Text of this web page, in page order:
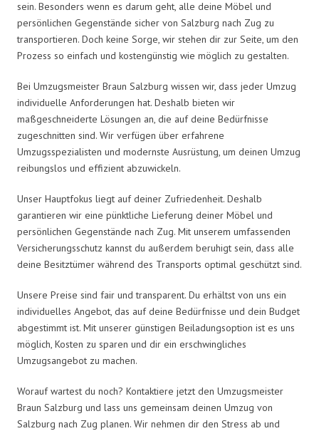
sein. Besonders wenn es darum geht, alle deine Möbel und
persönlichen Gegenstände sicher von Salzburg nach Zug zu
transportieren. Doch keine Sorge, wir stehen dir zur Seite, um den
Prozess so einfach und kostengünstig wie möglich zu gestalten.
Bei Umzugsmeister Braun Salzburg wissen wir, dass jeder Umzug
individuelle Anforderungen hat. Deshalb bieten wir
maßgeschneiderte Lösungen an, die auf deine Bedürfnisse
zugeschnitten sind. Wir verfügen über erfahrene
Umzugsspezialisten und modernste Ausrüstung, um deinen Umzug
reibungslos und effizient abzuwickeln.
Unser Hauptfokus liegt auf deiner Zufriedenheit. Deshalb
garantieren wir eine pünktliche Lieferung deiner Möbel und
persönlichen Gegenstände nach Zug. Mit unserem umfassenden
Versicherungsschutz kannst du außerdem beruhigt sein, dass alle
deine Besitztümer während des Transports optimal geschützt sind.
Unsere Preise sind fair und transparent. Du erhältst von uns ein
individuelles Angebot, das auf deine Bedürfnisse und dein Budget
abgestimmt ist. Mit unserer günstigen Beiladungsoption ist es uns
möglich, Kosten zu sparen und dir ein erschwingliches
Umzugsangebot zu machen.
Worauf wartest du noch? Kontaktiere jetzt den Umzugsmeister
Braun Salzburg und lass uns gemeinsam deinen Umzug von
Salzburg nach Zug planen. Wir nehmen dir den Stress ab und